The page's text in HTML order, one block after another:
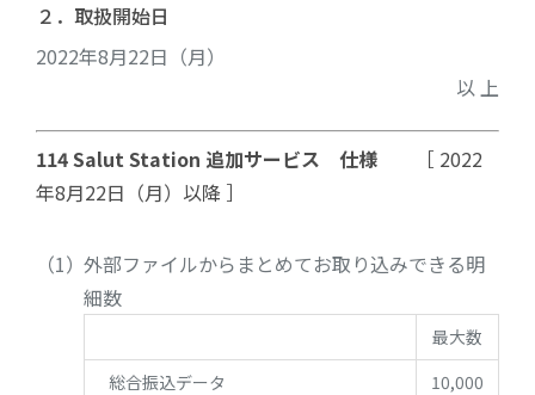
２．取扱開始日
2022年8月22日（月）
以 上
114 Salut Station 追加サービス 仕様 ［ 2022
年8月22日（月）以降 ］
外部ファイルからまとめてお取り込みできる明
細数
最大数
総合振込データ
10,000